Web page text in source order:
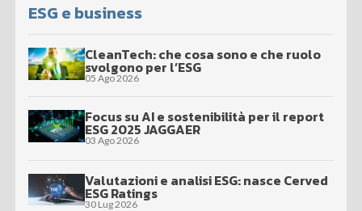
ESG e business
CleanTech: che cosa sono e che ruolo
svolgono per l’ESG
05 Ago 2026
Focus su AI e sostenibilità per il report
ESG 2025 JAGGAER
03 Ago 2026
Valutazioni e analisi ESG: nasce Cerved
ESG Ratings
30 Lug 2026